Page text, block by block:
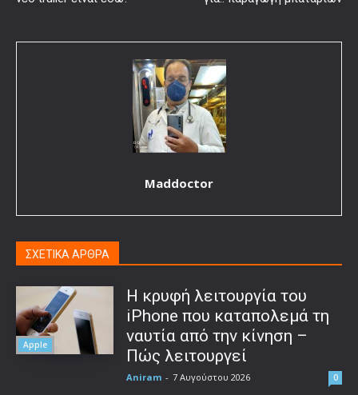
Maddoctor
ΣΧΕΤΙΚΑ ΑΡΘΡΑ
Apple
Η κρυφή λειτουργία του
iPhone που καταπολεμά τη
ναυτία από την κίνηση –
Πώς λειτουργεί
Aniram - 7 Αυγούστου 2026 0